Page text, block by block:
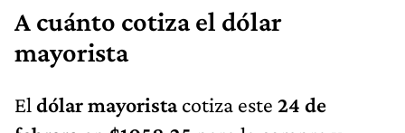
A cuánto cotiza el dólar
mayorista
El dólar mayoristacotiza este 24 de